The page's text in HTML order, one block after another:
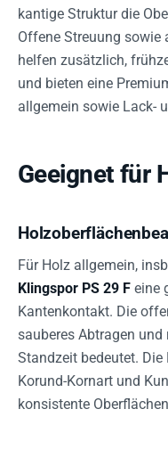
kantige Struktur die
Offene Streuung
helfen zusätzlich,
und bieten eine
allgemein sowie Lack-
Geeignet für
Für Holz allgemein,
Klingspor PS 29 F eine
Kantenkontakt. Die
sauberes Abtragen
Standzeit bedeutet.
Korund-Kornart und
konsistente